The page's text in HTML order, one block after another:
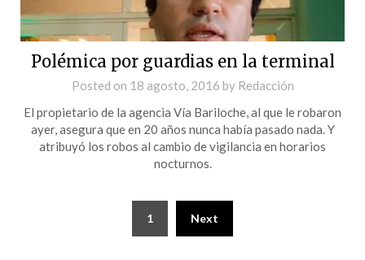
Polémica por guardias en la terminal
Posted on 18 agosto, 2016 by Redacción
El propietario de la agencia Vía Bariloche, al que le robaron
ayer, asegura que en 20 años nunca había pasado nada. Y
atribuyó los robos al cambio de vigilancia en horarios
nocturnos.
1 Next